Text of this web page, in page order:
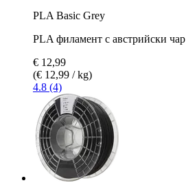
PLA Basic Grey
PLA филамент с австрийски
€ 12,99
(€ 12,99 / kg)
4.8 (4)